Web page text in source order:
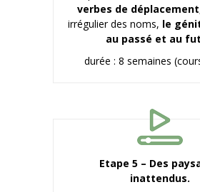
verbes de déplacement
irrégulier des noms, le
au passé et au
durée : 8 semaines
Etape 5 – Des
inattendus.